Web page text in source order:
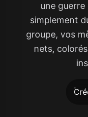
une guerre
simplement
groupe, vos
nets,